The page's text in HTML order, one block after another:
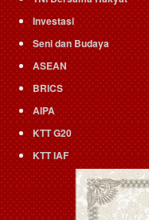
Investasi
Seni dan Budaya
ASEAN
BRICS
AIPA
KTT G20
KTT IAF